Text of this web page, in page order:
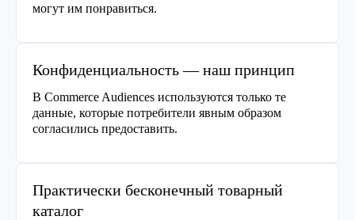
могут им понравиться.
Конфиденциальность — наш принцип
В Commerce Audiences используются только те
данные, которые потребители явным образом
согласились предоставить.
Практически бесконечный товарный
каталог